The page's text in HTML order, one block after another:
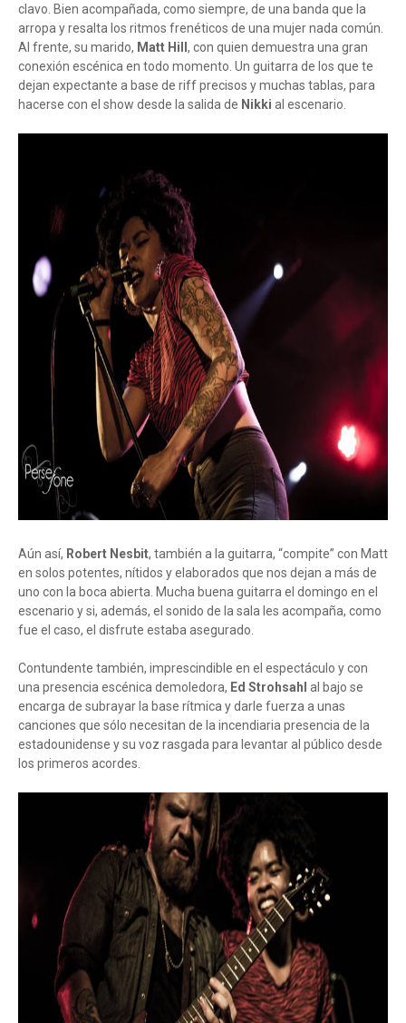
clavo. Bien acompañada, como siempre, de una banda que la
arropa y resalta los ritmos frenéticos de una mujer nada común.
Al frente, su marido, Matt Hill , con quien demuestra una gran
conexión escénica en todo momento. Un guitarra de los que te
dejan expectante a base de riff precisos y muchas tablas, para
hacerse con el show desde la salida de Nikki al escenario.
Aún así, Robert Nesbit, también a la guitarra, “compite” con Matt
en solos potentes, nítidos y elaborados que nos dejan a más de
uno con la boca abierta. Mucha buena guitarra el domingo en el
escenario y si, además, el sonido de la sala les acompaña, como
fue el caso, el disfrute estaba asegurado.
Contundente también, imprescindible en el espectáculo y con
una presencia escénica demoledora, Ed Strohsahl al bajo se
encarga de subrayar la base rítmica y darle fuerza a unas
canciones que sólo necesitan de la incendiaria presencia de la
estadounidense y su voz rasgada para levantar al público desde
los primeros acordes.